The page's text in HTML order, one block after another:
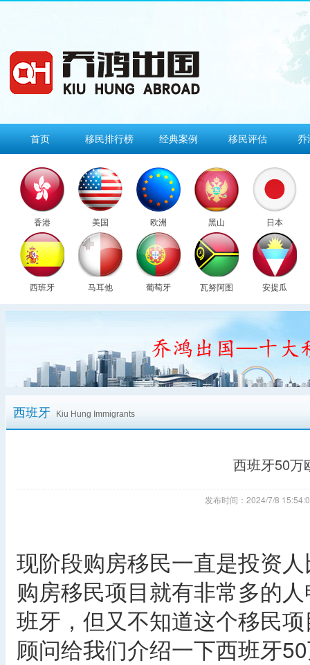
首页 移民排行榜 经典案例 移民评估 乔
香港 美国 欧洲 黑山 日本
西班牙 马耳他 葡萄牙 瓦努阿图 安提瓜
西班牙 Kiu Hung Immigrants
西班牙50万
发布时间：2024/7/8
现阶段购房移民一直是投资
购房移民项目就有非常多的
班牙，但又不知道这个移民
顾问给我们介绍一下西班牙